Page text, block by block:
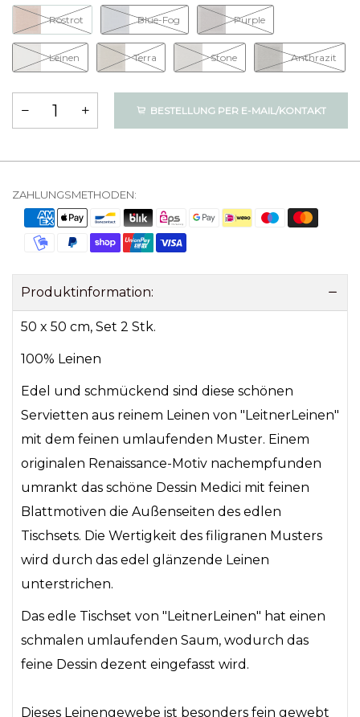
Rostrot Blue-Fog Purple
Leinen Terra Stone Anthrazit
BESTELLUNG PER E-MAIL/KONTAKT
ZAHLUNGSMETHODEN:
Produktinformation:
50 x 50 cm, Set 2 Stk.
100% Leinen
Edel und schmückend sind diese schönen
Servietten aus reinem Leinen von "LeitnerLeinen"
mit dem feinen umlaufenden Muster. Einem
originalen Renaissance-Motiv nachempfunden
umrankt das schöne Dessin Medici mit feinen
Blattmotiven die Außenseiten des edlen
Tischsets. Die Wertigkeit des filigranen Musters
wird durch das edel glänzende Leinen
unterstrichen.
Das edle Tischset von "LeitnerLeinen" hat einen
schmalen umlaufenden Saum, wodurch das
feine Dessin dezent eingefasst wird.
Dieses Leinengewebe ist besonders fein gewebt